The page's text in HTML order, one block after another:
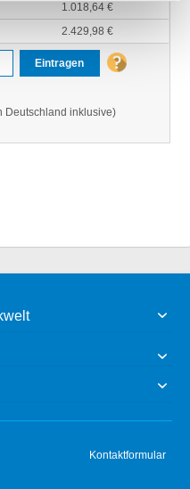
1.018,64 €
2.429,98 €
Eintragen
Deutschland inklusive)
Kontaktformular